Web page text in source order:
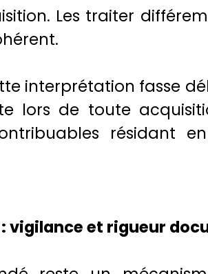
Les traiter
interprétation fasse
lors de toute
résidant
vigilance et rigueur